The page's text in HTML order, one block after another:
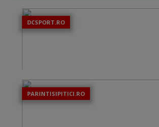
DCSPORT.RO
PARINTISIPITICI.RO